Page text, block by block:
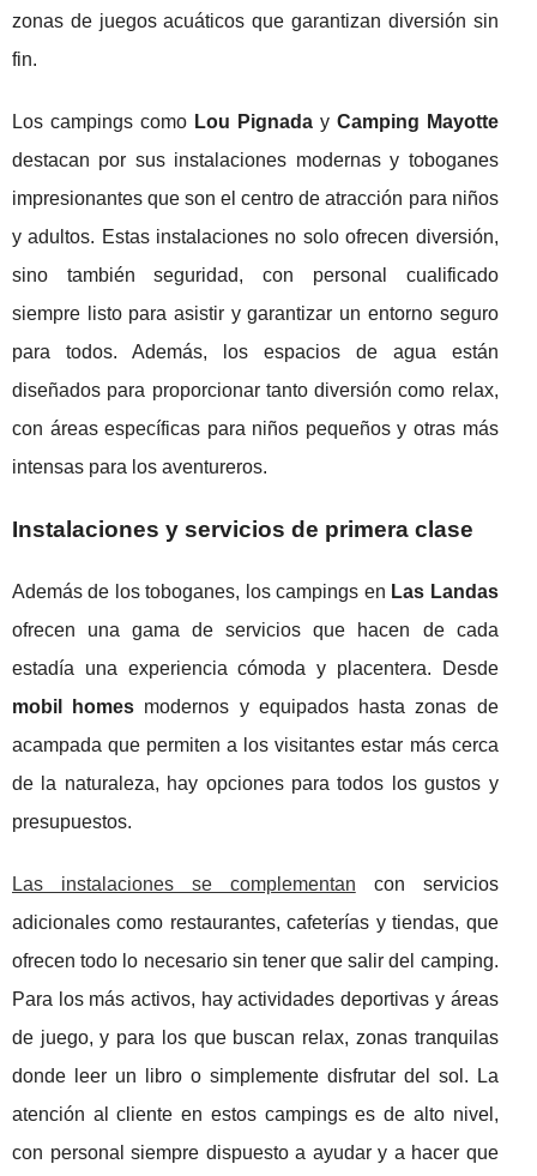
zonas de juegos acuáticos que garantizan diversión sin
fin.
Los campings como Lou Pignaday Camping Mayotte
destacan por sus instalaciones modernas y toboganes
impresionantes que son el centro de atracción para niños
y adultos. Estas instalaciones no solo ofrecen diversión,
sino también seguridad, con personal cualificado
siempre listo para asistir y garantizar un entorno seguro
para todos. Además, los espacios de agua están
diseñados para proporcionar tanto diversión como relax,
con áreas específicas para niños pequeños y otras más
intensas para los aventureros.
Instalaciones y servicios de primera clase
Además de los toboganes, los campings en Las Landas
ofrecen una gama de servicios que hacen de cada
estadía una experiencia cómoda y placentera. Desde
mobil homes modernos y equipados hasta zonas de
acampada que permiten a los visitantes estar más cerca
de la naturaleza, hay opciones para todos los gustos y
presupuestos.
Las instalaciones se complementan con servicios
adicionales como restaurantes, cafeterías y tiendas, que
ofrecen todo lo necesario sin tener que salir del camping.
Para los más activos, hay actividades deportivas y áreas
de juego, y para los que buscan relax, zonas tranquilas
donde leer un libro o simplemente disfrutar del sol. La
atención al cliente en estos campings es de alto nivel,
con personal siempre dispuesto a ayudar y a hacer que